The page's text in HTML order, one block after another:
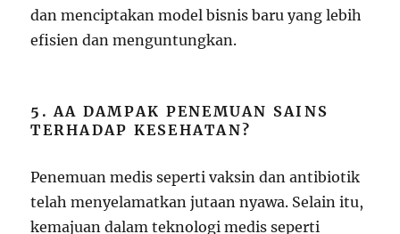
dan menciptakan model bisnis baru yang lebih
efisien dan menguntungkan.
5. AA DAMPAK PENEMUAN SAINS
TERHADAP KESEHATAN?
Penemuan medis seperti vaksin dan antibiotik
telah menyelamatkan jutaan nyawa. Selain itu,
kemajuan dalam teknologi medis seperti